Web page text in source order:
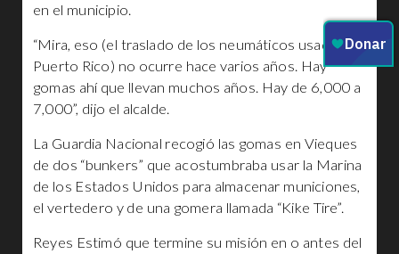
en el municipio.
“Mira, eso (el traslado de los neumáticos usados a
Puerto Rico) no ocurre hace varios años. Hay
gomas ahí que llevan muchos años. Hay de 6,000 a
7,000”, dijo el alcalde.
La Guardia Nacional recogió las gomas en Vieques
de dos “bunkers” que acostumbraba usar la Marina
de los Estados Unidos para almacenar municiones,
el vertedero y de una gomera llamada “Kike Tire”.
Reyes Estimó que termine su misión en o antes del